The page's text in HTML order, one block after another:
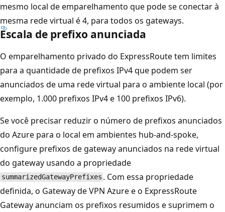
mesmo local de emparelhamento que pode se conectar à
mesma rede virtual é 4, para todos os gateways.
Escala de prefixo anunciada
O emparelhamento privado do ExpressRoute tem limites
para a quantidade de prefixos IPv4 que podem ser
anunciados de uma rede virtual para o ambiente local (por
exemplo, 1.000 prefixos IPv4 e 100 prefixos IPv6).
Se você precisar reduzir o número de prefixos anunciados
do Azure para o local em ambientes hub-and-spoke,
configure prefixos de gateway anunciados na rede virtual
do gateway usando a propriedade
summarizedGatewayPrefixes . Com essa propriedade
definida, o Gateway de VPN Azure e o ExpressRoute
Gateway anunciam os prefixos resumidos e suprimem o